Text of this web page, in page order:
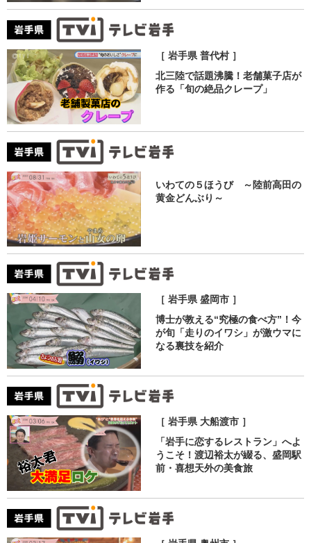
［ 岩手県 普代村 ］
北三陸で話題沸騰！老舗菓子店が
作る「旬の絶品クレープ」
いわての５ほうび ～陸前高田の
黄金どんぶり～
［ 岩手県 盛岡市 ］
博士が教える“究極の食べ方”！今
が旬「走りのイワシ」が激ウマに
なる裏技を紹介
［ 岩手県 大船渡市 ］
「岩手に恋するレストラン」へよ
うこそ！渡辺裕太が綴る、盛岡駅
前・喜想天外の美食旅